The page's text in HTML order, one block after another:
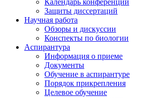
Календарь конференций
Защиты диссертаций
Научная работа
Обзоры и дискуссии
Конспекты по биологии
Аспирантура
Информация о приеме
Документы
Обучение в аспирантуре
Порядок прикрепления
Целевое обучение